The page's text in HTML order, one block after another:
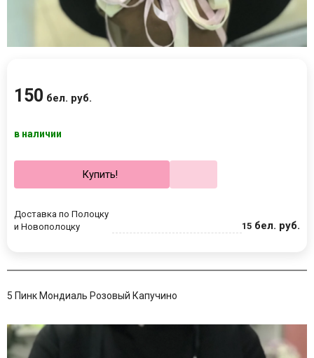
150 бел. руб.
в наличии
Купить!
Доставка по Полоцку
и Новополоцку
15 бел. руб.
5 Пинк Мондиаль Розовый Капучино